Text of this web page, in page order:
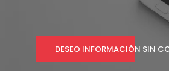
DESEO INFORMACIÓN SIN